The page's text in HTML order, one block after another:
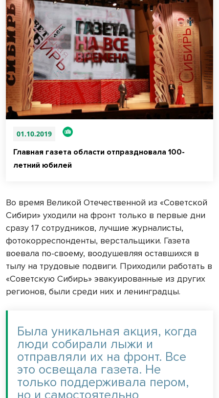
01.10.2019
Главная газета области отпраздновала 100-
летний юбилей
Во время Великой Отечественной из «Советской
Сибири» уходили на фронт только в первые дни
сразу 17 сотрудников, лучшие журналисты,
фотокорреспонденты, верстальщики. Газета
воевала по-своему, воодушевляя оставшихся в
тылу на трудовые подвиги. Приходили работать в
«Советскую Сибирь» эвакуированные из других
регионов, были среди них и ленинградцы.
Была уникальная акция, когда
люди собирали лыжи и
отправляли их на фронт. Все
это освещала газета. Не
только поддерживала пером,